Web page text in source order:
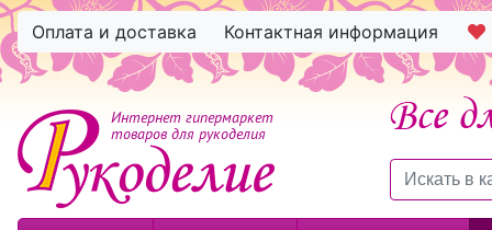
Оплата и доставка Контактная информация
Интернет гипермаркет
товаров для рукоделия